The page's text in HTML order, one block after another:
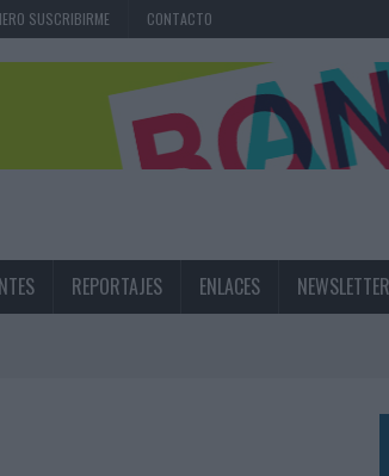
SUSCRIBIRME CONTACTO
REPORTAJES ENLACES NEWSLETTER
BARCELONÉS